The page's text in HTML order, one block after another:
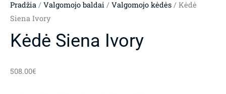
Pradžia / Valgomojo baldai / Valgomojo kėdės / Kėdė
Siena Ivory
Kėdė Siena Ivory
508.00€